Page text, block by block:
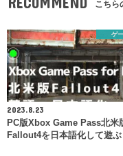
こちら
ゲ
2023.8.23
PC版Xbox Game Pass北米
Fallout4を日本語化して遊ぶ